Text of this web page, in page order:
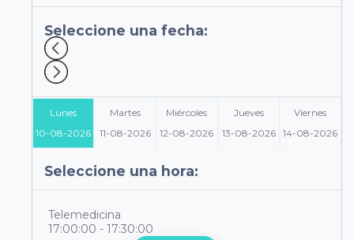
Seleccione una fecha:
Lunes
10-08-2026
Martes
11-08-2026
Miércoles
12-08-2026
Jueves
13-08-2026
Viernes
14-08-2026
Seleccione una hora:
Telemedicina
17:00:00 - 17:30:00